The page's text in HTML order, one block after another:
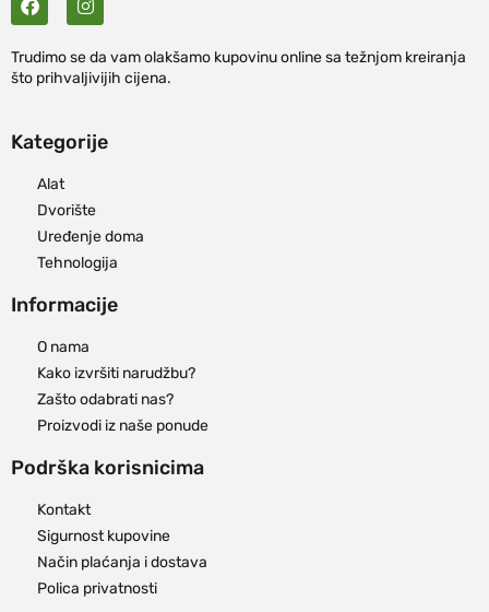
Trudimo se da vam olakšamo kupovinu online sa težnjom kreiranja
što prihvaljivijih cijena.
Kategorije
Alat
Dvorište
Uređenje doma
Tehnologija
Informacije
O nama
Kako izvršiti narudžbu?
Zašto odabrati nas?
Proizvodi iz naše ponude
Podrška korisnicima
Kontakt
Sigurnost kupovine
Način plaćanja i dostava
Polica privatnosti